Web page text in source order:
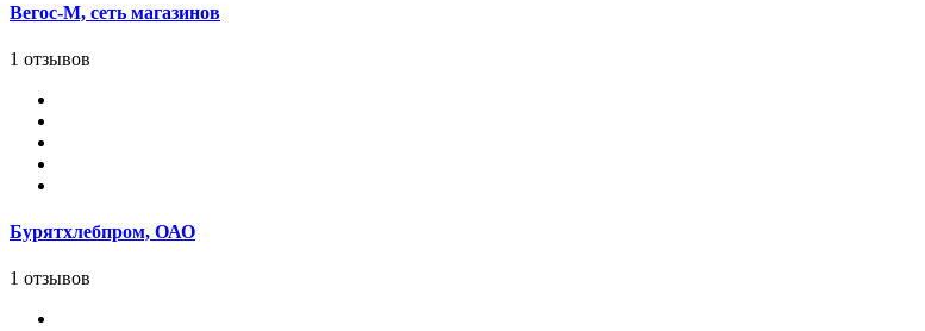
Вегос-М, сеть магазинов
1 отзывов
Бурятхлебпром, ОАО
1 отзывов